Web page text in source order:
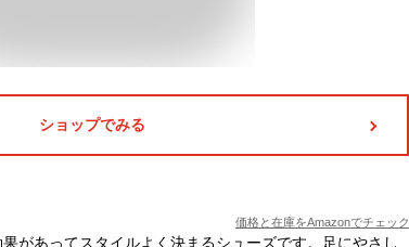
ショップでみる
価格と在庫をAmazonでチェック
があってスタイルよく決まるシューズです。足にやさし